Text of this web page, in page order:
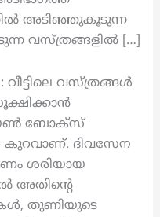
അടിഞ്ഞുകൂടുന്ന
വസ്ത്രങ്ങളിൽ […]
: വീട്ടിലെ വസ്ത്രങ്ങൾ
അയൺ ബോക്സ്
കുറവാണ്. ദിവസേന
ശരിയായ
അതിന്റെ
തുണിയുടെ